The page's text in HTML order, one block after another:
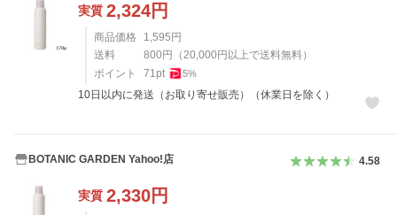
実質 2,324円
商品価格 1,595 円
送料
800 円 （20,000 円以上で送料無料）
ポイント
71pt 5%
10日以内に発送（お取り寄せ販売）（休業日を除く）
BOTANIC GARDEN Yahoo!店 4.58
実質 2,330円